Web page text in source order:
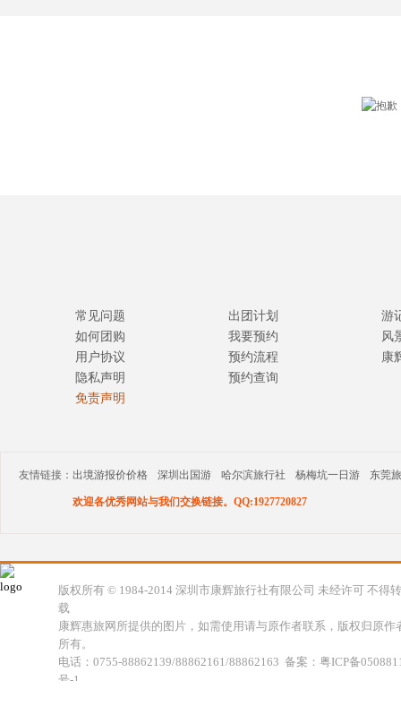
常见问题
如何团购
用户协议
隐私声明
免责声明
出团计划
我要预约
预约流程
预约查询
游
风
康
友情链接： 出境游报价价格 深圳出国游 哈尔滨旅行社 杨梅坑一日游 东莞
欢迎各优秀网站与我们交换链接。QQ:1927720827
版权所有 © 1984-2014 深圳市康辉旅行社有限公司 未经许可 不得转
载
康辉惠旅网所提供的图片，如需使用请与原作者联系，版权归原作
所有。
电话：0755-88862139/88862161/88862163 备案：粤ICP备
号-1